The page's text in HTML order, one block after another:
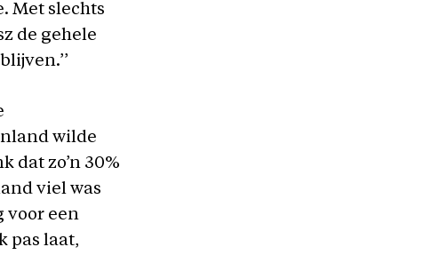
Met slechts
de gehele
wilde
dat zo’n 30%
viel was
voor een
pas laat,